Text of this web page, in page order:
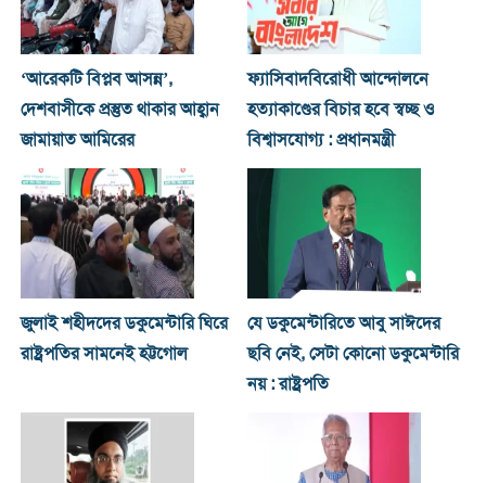
‘আরেকটি বিপ্লব আসন্ন’,
দেশবাসীকে প্রস্তুত থাকার আহ্বান
জামায়াত আমিরের
ফ্যাসিবাদবিরোধী আন্দোলনে
হত্যাকাণ্ডের বিচার হবে স্বচ্ছ ও
বিশ্বাসযোগ্য : প্রধানমন্ত্রী
জুলাই শহীদদের ডকুমেন্টারি ঘিরে
রাষ্ট্রপতির সামনেই হট্টগোল
যে ডকুমেন্টারিতে আবু সাঈদের
ছবি নেই, সেটা কোনো ডকুমেন্টারি
নয় : রাষ্ট্রপতি